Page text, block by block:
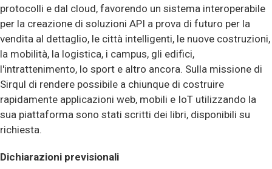
protocolli e dal cloud, favorendo un sistema interoperabile
per la creazione di soluzioni API a prova di futuro per la
vendita al dettaglio, le città intelligenti, le nuove costruzioni,
la mobilità, la logistica, i campus, gli edifici,
l'intrattenimento, lo sport e altro ancora. Sulla missione di
Sirqul di rendere possibile a chiunque di costruire
rapidamente applicazioni web, mobili e IoT utilizzando la
sua piattaforma sono stati scritti dei libri, disponibili su
richiesta.
Dichiarazioni previsionali